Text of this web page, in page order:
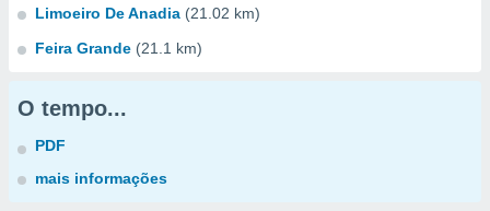
Limoeiro De Anadia (21.02 km)
Feira Grande (21.1 km)
O tempo...
PDF
mais informações